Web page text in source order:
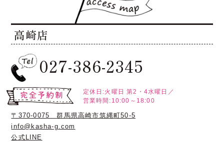
高崎店
027-386-2345
定休日:火曜日 第2・4水曜日／
営業時間:10:00～18:00
〒370-0075 群馬県高崎市筑縄町50-5
info@kasha-g.com
公式LINE